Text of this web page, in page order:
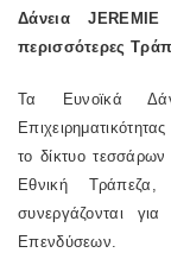
Δάνεια
περισσότερες
Τα Ευνοϊκά
το δίκτυο
Εθνική
συνεργάζονται
Επενδύσεων.